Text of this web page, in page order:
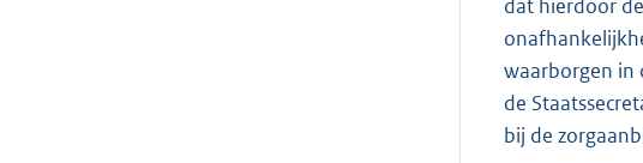
dat hierdoor
waarborgen in
de
bij de